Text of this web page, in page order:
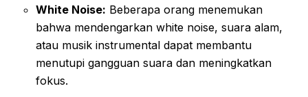
White Noise: Beberapa orang menemukan
bahwa mendengarkan white noise, suara alam,
atau musik instrumental dapat membantu
menutupi gangguan suara dan meningkatkan
fokus.